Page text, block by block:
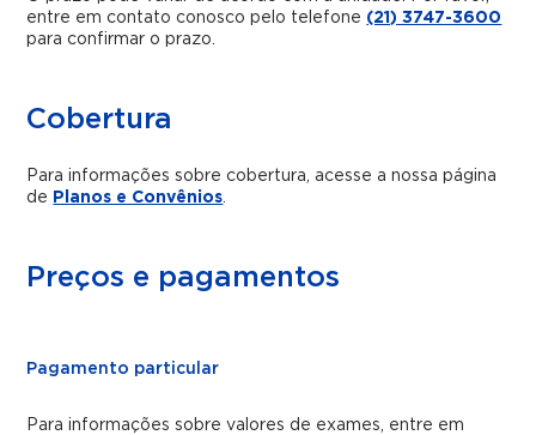
entre em contato conosco pelo telefone (21) 3747-3600
para confirmar o prazo.
Cobertura
Para informações sobre cobertura, acesse a nossa página
de Planos e Convênios.
Preços e pagamentos
Pagamento particular
Para informações sobre valores de exames, entre em